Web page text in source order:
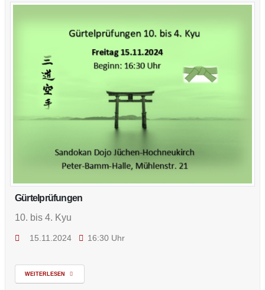
Gürtelprüfungen
10. bis 4. Kyu
15.11.2024 16:30 Uhr
WEITERLESEN